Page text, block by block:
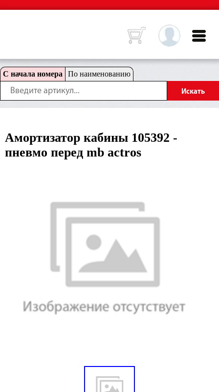
С начала номера По наименованию
Амортизатор кабины 105392 -
пневмо перед mb actros